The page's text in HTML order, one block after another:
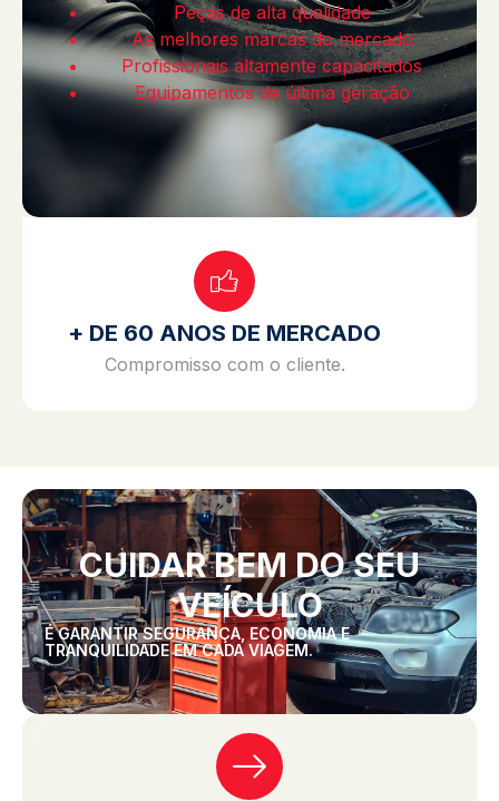
Peças de alta qualidade
As melhores marcas do mercado
Profissionais altamente capacitados
Equipamentos de última geração
+ DE 60 ANOS DE MERCADO
Compromisso com o cliente.
CUIDAR BEM DO SEU
VEÍCULO
É GARANTIR SEGURANÇA, ECONOMIA E
TRANQUILIDADE EM CADA VIAGEM.